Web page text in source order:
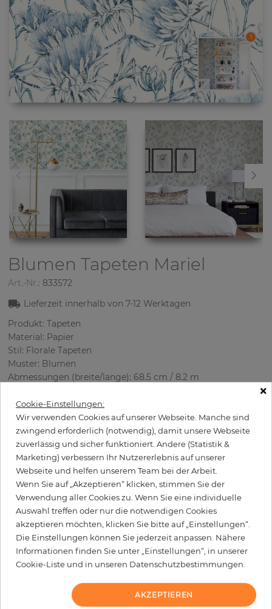
1
Blumen Tapeten Mariel
Art.-Nr.: 833572
Lieferzeit innerhalb von7-12 Werktagen
Produkt: Tapeten
Material: Papier
Stil: Florale Tapeten
Muster: Blumen
Abmessungen (breite/lange): 68.5 cm / 8.2 m
Verwendung: Wohnzimmer
Farbe: Weiß
Musterfarbe: Blau
79,90 € per Rolle
Inkl. 19% MwSt. zzgl. Versand
Grundpreis pro m² - 14,12 €
Wird Kleister benötigt?
+
×
Cookie-Einstellungen:
Wir verwenden Cookies auf unserer Webseite. Manche sind
zwingend erforderlich (notwendig), damit unsere Webseite
zuverlässig und sicher funktioniert. Andere (Statistik &
Marketing) verbessern Ihr Nutzererlebnis auf unserer
Webseite und helfen unserem Team bei der Arbeit.
Wenn Sie auf „Akzeptieren“ klicken, stimmen Sie der
Verwendung aller Cookies zu. Wenn Sie eine individuelle
Auswahl treffen oder nur die notwendigen Cookies
akzeptieren möchten, klicken Sie bitte auf „Einstellungen“.
Die Einstellungen können Sie jederzeit anpassen. Nähere
Informationen finden Sie unter „Einstellungen“, in unserer
Cookie-Liste und in unseren Datenschutzbestimmungen.
AKZEPTIEREN